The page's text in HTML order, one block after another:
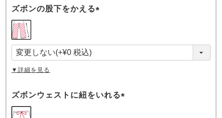
ズボンの股下をかえる
須
)
▼詳細を見る
ズボンウェストに紐をいれる